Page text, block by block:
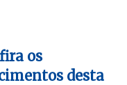
os
desta